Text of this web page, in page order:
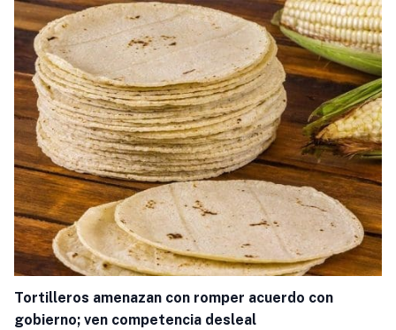
Tortilleros amenazan con romper acuerdo con
gobierno; ven competencia desleal